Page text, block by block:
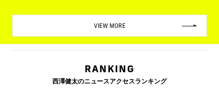
VIEW MORE
RANKING
西澤健太のニュースアクセスランキング